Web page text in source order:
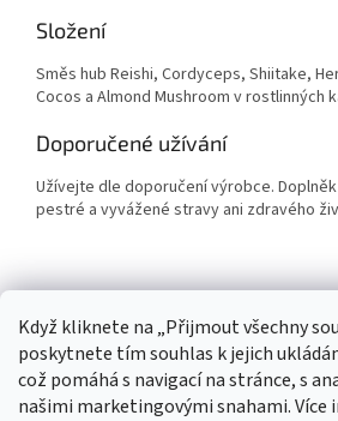
Když kliknete na „Přijmout všechny
poskytnete tím souhlas k jejich
což pomáhá s navigací na stránce, s
našimi marketingovými snahami. Více
Složení
Směs hub Reishi, Cordyceps, Shiitake,
Cocos a Almond Mushroom v rostlinných
Doporučené užívání
Užívejte dle doporučení výrobce.
pestré a vyvážené stravy ani zdravého
Z